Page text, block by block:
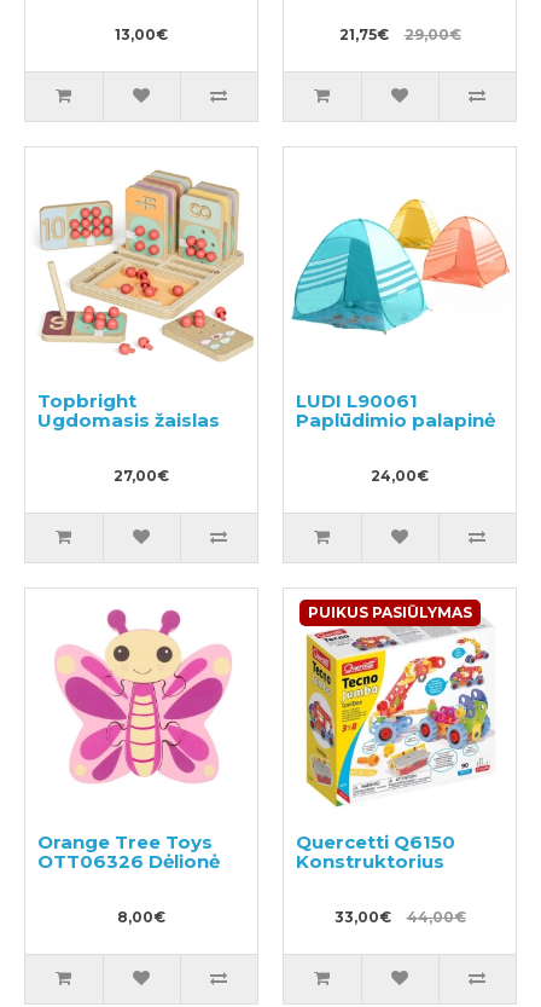
13,00€ 21,75€ 29,00€
Topbright
Ugdomasis žaislas
27,00€
LUDI L90061
Paplūdimio palapinė
24,00€
Orange Tree Toys
OTT06326 Dėlionė
8,00€
PUIKUS PASIŪLYMAS
Quercetti Q6150
Konstruktorius
33,00€ 44,00€